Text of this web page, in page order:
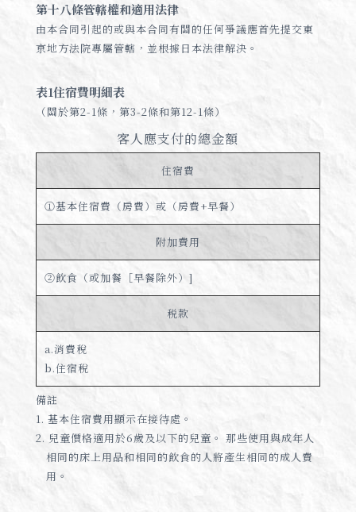
第十八條管轄權和適用法律
由本合同引起的或與本合同有關的任何爭議應首先提交東
京地方法院專屬管轄，並根據日本法律解決。
表1住宿費明細表
（關於第2-1條，第3-2條和第12-1條）
客人應支付的總金額
住宿費
①基本住宿費（房費）或（房費+早餐）
附加費用
②飲食（或加餐［早餐除外）]
税款
a.消費稅
b.住宿稅
備註
1. 基本住宿費用顯示在接待處。
2. 兒童價格適用於6歲及以下的兒童。 那些使用與成年人
相同的床上用品和相同的飲食的人將產生相同的成人費
用。